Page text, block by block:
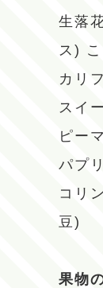
生落
ス)
カリ
スイ
ピー
パプ
コリ
豆)
果物